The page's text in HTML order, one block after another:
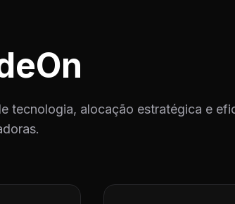
tecnologia, alocação estratégica e